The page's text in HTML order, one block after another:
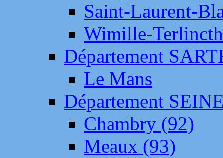
Saint-Laurent-
Wimille-
Département
Le Mans
Département
Chambry (92)
Meaux (93)